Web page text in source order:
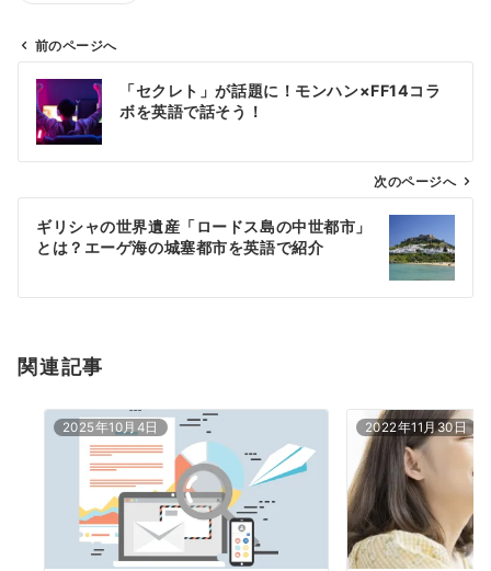
ビ
ン
前のページへ
「セクレト」が話題に！モンハン×FF14コラ
ボを英語で話そう！
次のページへ
ギリシャの世界遺産「ロードス島の中世都市」
とは？エーゲ海の城塞都市を英語で紹介
関連記事
2025年10月4日 2022年11月30日